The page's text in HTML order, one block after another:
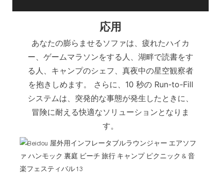
応用
あなたの膨らませるソファは、疲れたハイカ
ー、ゲームマラソンをする人、湖畔で読書をす
る人、キャンプのシェフ、真夜中の星空観察者
を抱きしめます。 さらに、10 秒の Run-to-Fill
システムは、突発的な事態が発生したときに、
冒険に耐える快適なソリューションとなりま
す。